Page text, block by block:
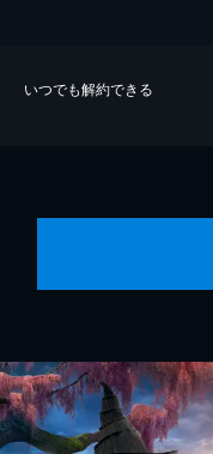
いつでも解約できる